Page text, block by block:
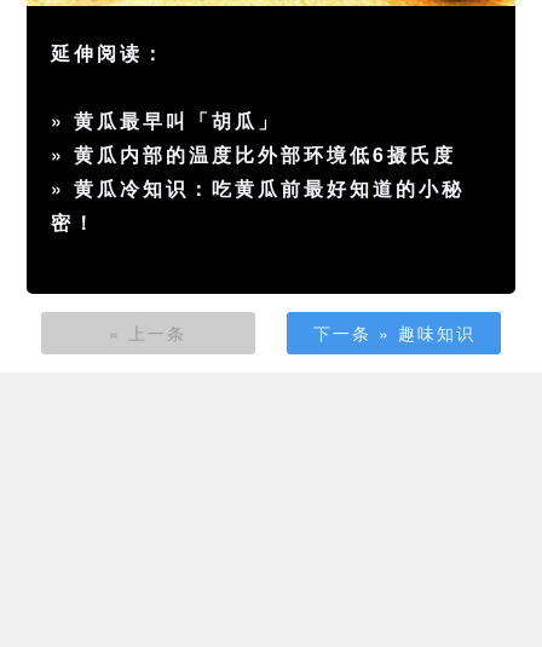
延伸阅读：
»黄瓜最早叫「胡瓜」
»黄瓜内部的温度比外部环境低6摄氏度
»黄瓜冷知识：吃黄瓜前最好知道的小秘
密！
« 上一条 下一条 » 趣味知识